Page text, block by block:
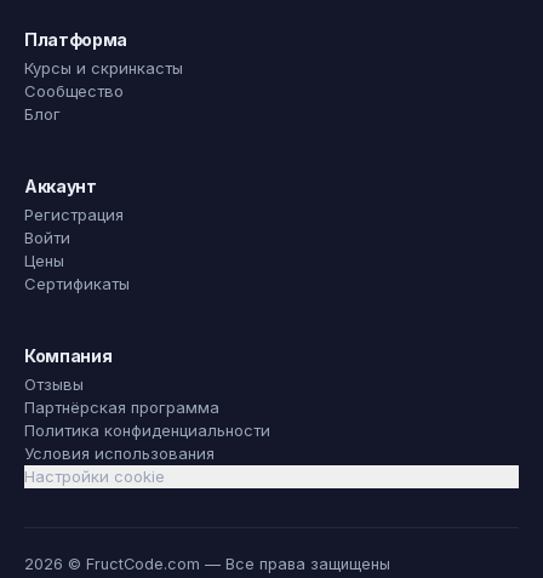
Платформа
Курсы и скринкасты
Сообщество
Блог
Аккаунт
Регистрация
Войти
Цены
Сертификаты
Компания
Отзывы
Партнёрская программа
Политика конфиденциальности
Условия использования
Настройки cookie
2026 © FructCode.com — Все права защищены